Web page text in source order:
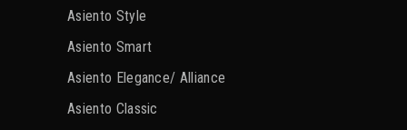
Asiento Style
Asiento Smart
Asiento Elegance/ Alliance
Asiento Classic